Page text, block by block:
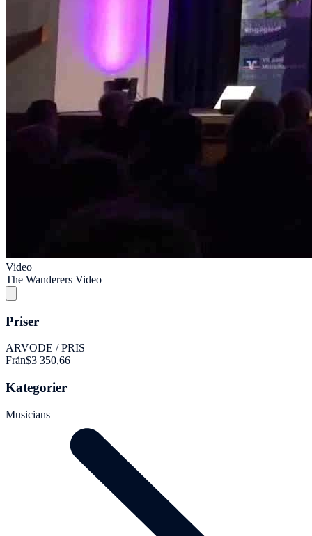
Video
The Wanderers Video
Priser
ARVODE / PRIS
Från$3 350,66
Kategorier
Musicians